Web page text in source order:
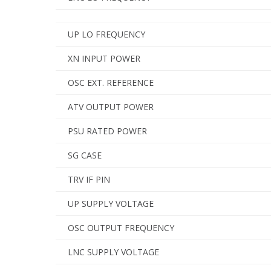
UP LO FREQUENCY
XN INPUT POWER
OSC EXT. REFERENCE
ATV OUTPUT POWER
PSU RATED POWER
SG CASE
TRV IF PIN
UP SUPPLY VOLTAGE
OSC OUTPUT FREQUENCY
LNC SUPPLY VOLTAGE